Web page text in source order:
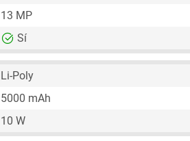
13 MP
Sí
Li-Poly
5000 mAh
10 W